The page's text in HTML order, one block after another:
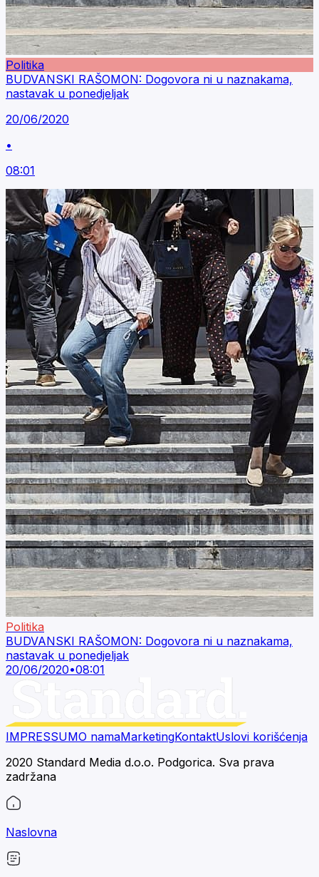
Politika
BUDVANSKI RAŠOMON: Dogovora ni u naznakama,
nastavak u ponedjeljak
20/06/2020
•
08:01
Politika
BUDVANSKI RAŠOMON: Dogovora ni u naznakama,
nastavak u ponedjeljak
20/06/2020•08:01
IMPRESSUMO namaMarketingKontaktUslovi korišćenja
2020 Standard Media d.o.o. Podgorica. Sva prava
zadržana
Naslovna